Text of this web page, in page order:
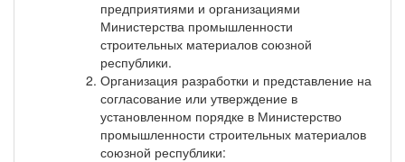
предприятиями и организациями
Министерства промышленности
строительных материалов союзной
республики.
Организация разработки и представление на
согласование или утверждение в
установленном порядке в Министерство
промышленности строительных материалов
союзной республики: